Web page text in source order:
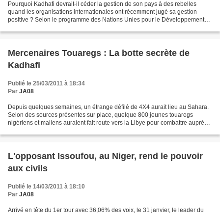
Pourquoi Kadhafi devrait-il céder la gestion de son pays à des rebelles
quand les organisations internationales ont récemment jugé sa gestion
positive ? Selon le programme des Nations Unies pour le Développement
Mercenaires Touaregs : La botte secrète de
Kadhafi
Publié le 25/03/2011 à 18:34
Par JA08
Depuis quelques semaines, un étrange défilé de 4X4 aurait lieu au Sahara.
Selon des sources présentes sur place, quelque 800 jeunes touaregs
nigériens et maliens auraient fait route vers la Libye pour combattre auprès
L'opposant Issoufou, au Niger, rend le pouvoir
aux civils
Publié le 14/03/2011 à 18:10
Par JA08
Arrivé en tête du 1er tour avec 36,06% des voix, le 31 janvier, le leader du